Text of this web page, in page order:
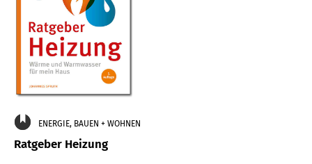
ENERGIE, BAUEN + WOHNEN
Ratgeber Heizung